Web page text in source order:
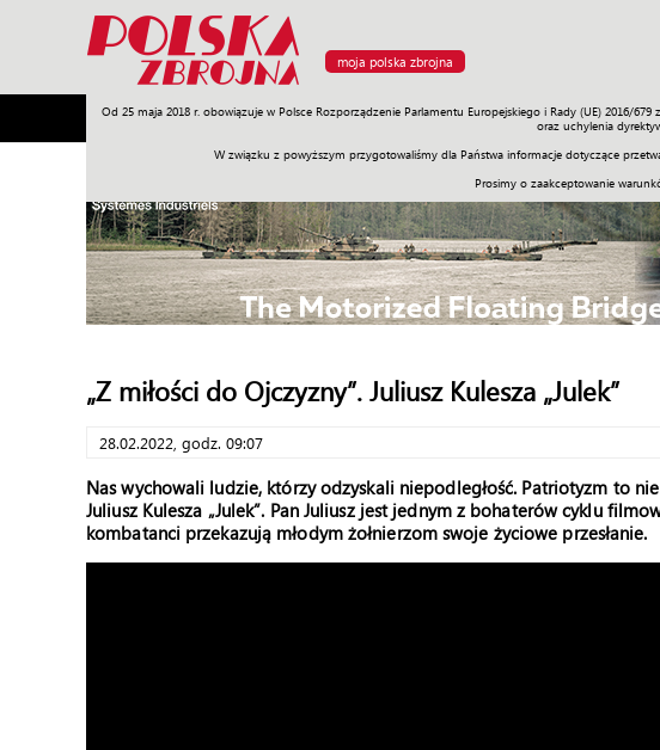
moja polska zbrojna
Od 25 maja 2018 r. obowiązuje w Polsce Rozporządzenie Parlamentu Europejskiego i Rady (UE) 2016/
oraz uchylenia
W związku z powyższym przygotowaliśmy dla Państwa informacje dotyczące
Prosimy o zaakceptowanie
Armia Poligon Sprzęt Misje Polityka Prawo Świat
„Z miłości do Ojczyzny”. Juliusz Kulesza „Julek”
28.02.2022, godz. 09:07
Nas wychowali ludzie, którzy odzyskali niepodległość. Patriotyzm to
Juliusz Kulesza „Julek”. Pan Juliusz jest jednym z bohaterów cyklu
kombatanci przekazują młodym żołnierzom swoje życiowe przesłanie.